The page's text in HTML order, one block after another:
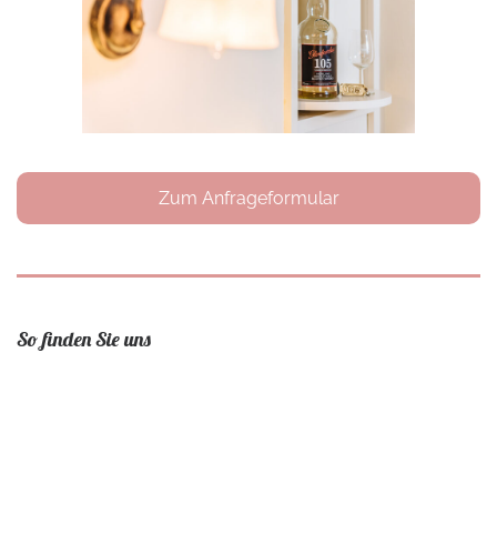
Zum Anfrageformular
So finden Sie uns